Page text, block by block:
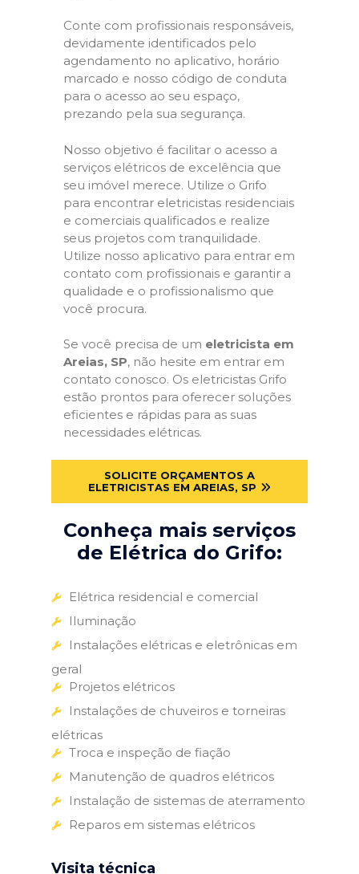
Conte com profissionais responsáveis,
devidamente identificados pelo
agendamento no aplicativo, horário
marcado e nosso código de conduta
para o acesso ao seu espaço,
prezando pela sua segurança.
Nosso objetivo é facilitar o acesso a
serviços elétricos de excelência que
seu imóvel merece. Utilize o Grifo
para encontrar eletricistas residenciais
e comerciais qualificados e realize
seus projetos com tranquilidade.
Utilize nosso aplicativo para entrar em
contato com profissionais e garantir a
qualidade e o profissionalismo que
você procura.
Se você precisa de um eletricista em
Areias, SP, não hesite em entrar em
contato conosco. Os eletricistas Grifo
estão prontos para oferecer soluções
eficientes e rápidas para as suas
necessidades elétricas.
SOLICITE ORÇAMENTOS A
ELETRICISTAS EM AREIAS, SP
Conheça mais serviços
de Elétrica do Grifo:
Elétrica residencial e comercial
Iluminação
Instalações elétricas e eletrônicas em
geral
Projetos elétricos
Instalações de chuveiros e torneiras
elétricas
Troca e inspeção de fiação
Manutenção de quadros elétricos
Instalação de sistemas de aterramento
Reparos em sistemas elétricos
Visita técnica